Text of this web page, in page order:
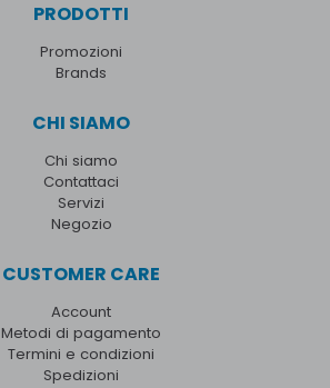
PRODOTTI
Promozioni
Brands
CHI SIAMO
Chi siamo
Contattaci
Servizi
Negozio
CUSTOMER CARE
Account
Metodi di pagamento
Termini e condizioni
Spedizioni